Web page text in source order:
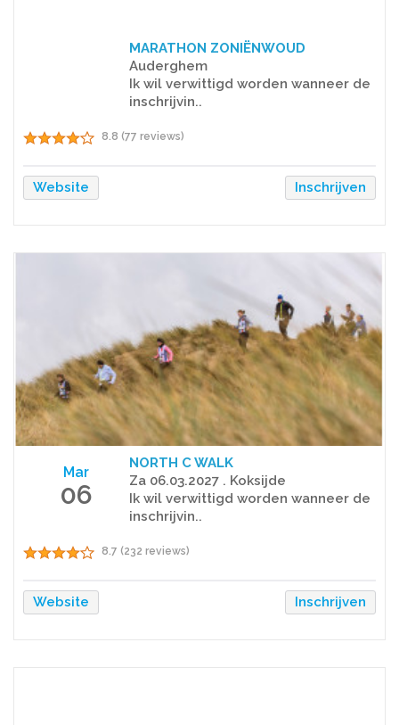
MARATHON ZONIËNWOUD
Auderghem
Ik wil verwittigd worden wanneer de
inschrijvin..
8.8 (77 reviews)
Website Inschrijven
Mar
06
NORTH C WALK
Za 06.03.2027 . Koksijde
Ik wil verwittigd worden wanneer de
inschrijvin..
8.7 (232 reviews)
Website Inschrijven